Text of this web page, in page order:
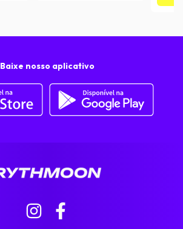
Baixe nosso aplicativo